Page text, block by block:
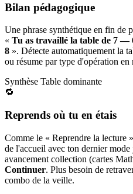
Bilan pédagogique
Une phrase synthétique en fin de
« Tu as travaillé la table de 7 —
8 ». Détecte automatiquement la
ou résume par type d'opération en
Synthèse Table dominante
🔁
Reprends où tu en étais
Comme le « Reprendre la lecture
de l'accueil avec ton dernier
avancement collection (cartes
Continuer. Plus besoin de
combo de la veille.